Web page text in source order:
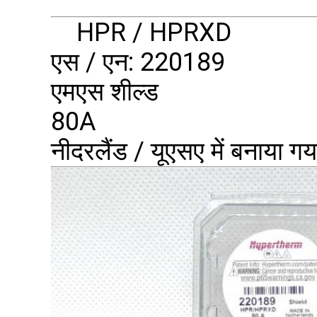
HPR / HPRXD
एस / एन: 220189
एमएस शील्ड
80A
नीदरलैंड / यूएसए में बनाया